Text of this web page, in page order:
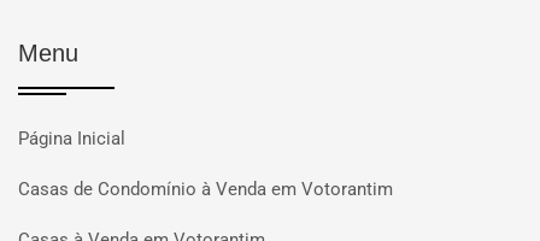
Menu
Página Inicial
Casas de Condomínio à Venda em Votorantim